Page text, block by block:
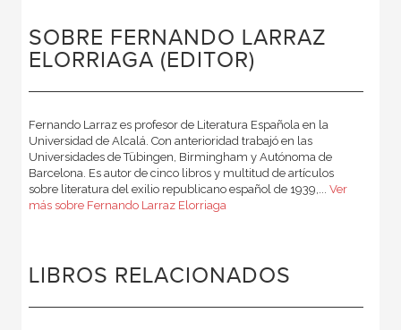
SOBRE FERNANDO LARRAZ
ELORRIAGA (EDITOR)
Fernando Larraz es profesor de Literatura Española en la
Universidad de Alcalá. Con anterioridad trabajó en las
Universidades de Tübingen, Birmingham y Autónoma de
Barcelona. Es autor de cinco libros y multitud de artículos
sobre literatura del exilio republicano español de 1939,... Ver
más sobre Fernando Larraz Elorriaga
LIBROS RELACIONADOS